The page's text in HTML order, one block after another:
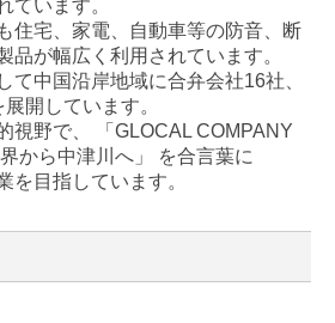
ています。
住宅、家電、自動車等の防音、断
品が幅広く利用されています。
て中国沿岸地域に合弁会社16社、
開しています。
視野で、 「GLOCAL COMPANY
から中津川へ」 を合言葉に
を目指しています。